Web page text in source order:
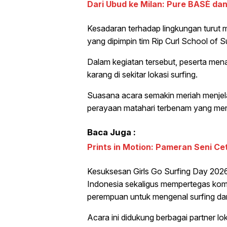
Dari Ubud ke Milan: Pure BASÈ
Kesadaran terhadap lingkungan turut
yang dipimpin tim Rip Curl School of
Dalam kegiatan tersebut, peserta
karang di sekitar lokasi surfing.
Suasana acara semakin meriah
perayaan matahari terbenam yang
Baca Juga :
Prints in Motion: Pameran Seni
Kesuksesan Girls Go Surfing Day
Indonesia sekaligus mempertegas
perempuan untuk mengenal surfing
Acara ini didukung berbagai partner